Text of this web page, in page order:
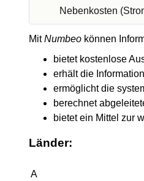
Nebenkosten
MitNumbeo können
bietet kostenlose
erhält die
ermöglicht die
berechnet
bietet ein Mittel zur
Länder:
A